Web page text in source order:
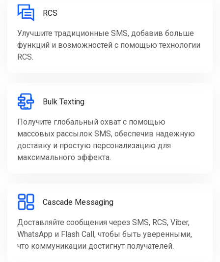
RCS
Улучшите традиционные SMS, добавив больше
функций и возможностей с помощью технологии
RCS.
Bulk Texting
Получите глобальный охват с помощью
массовых рассылок SMS, обеспечив надежную
доставку и простую персонализацию для
максимального эффекта.
Cascade Messaging
Доставляйте сообщения через SMS, RCS, Viber,
WhatsApp и Flash Call, чтобы быть уверенными,
что коммуникации достигнут получателей.